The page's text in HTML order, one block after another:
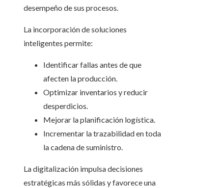
desempeño de sus procesos.
La incorporación de soluciones
inteligentes permite:
Identificar fallas antes de que
afecten la producción.
Optimizar inventarios y reducir
desperdicios.
Mejorar la planificación logística.
Incrementar la trazabilidad en toda
la cadena de suministro.
La digitalización impulsa decisiones
estratégicas más sólidas y favorece una